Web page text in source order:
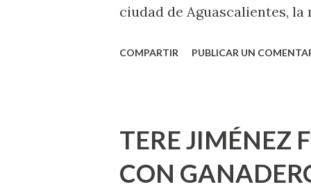
ciudad de Aguascalientes, la
Estado, la Fundación
Montañez informó que en
metros cuadrados de
COMPARTIR PUBLICAR UN
TERE JIMÉNEZ
CON